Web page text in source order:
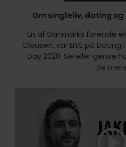
Om singleliv, dating
En af Danmarks førende
Clausen, var LIVE på
Day 2020. Se eller gense
Se